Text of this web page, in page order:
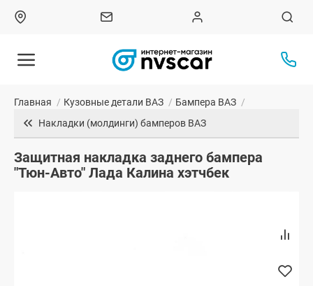
Главная / Кузовные детали ВАЗ / Бампера ВАЗ /
Накладки (молдинги) бамперов ВАЗ
Защитная накладка заднего бампера
"Тюн-Авто" Лада Калина хэтчбек